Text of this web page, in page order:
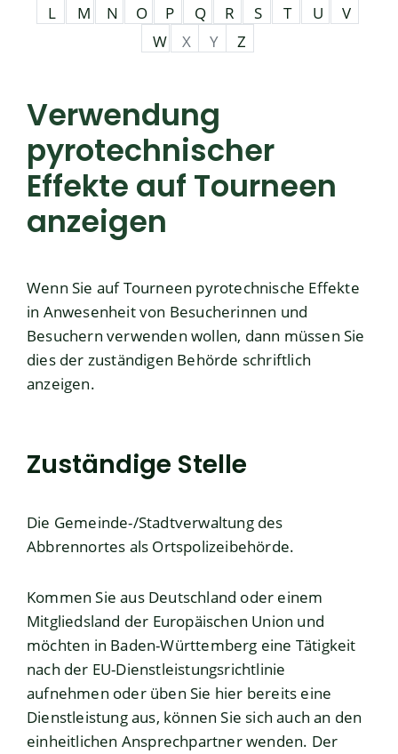
L
M N O P Q R S T U
V
W
X Y Z
Verwendung
pyrotechnischer
Effekte auf Tourneen
anzeigen
Wenn Sie auf Tourneen pyrotechnische Effekte
in Anwesenheit von Besucherinnen und
Besuchern verwenden wollen, dann müssen Sie
dies der zuständigen Behörde schriftlich
anzeigen.
Zuständige Stelle
Die Gemeinde-/Stadtverwaltung des
Abbrennortes als Ortspolizeibehörde.
Kommen Sie aus Deutschland oder einem
Mitgliedsland der Europäischen Union und
möchten in Baden-Württemberg eine Tätigkeit
nach der EU-Dienstleistungsrichtlinie
aufnehmen oder üben Sie hier bereits eine
Dienstleistung aus, können Sie sich auch an den
einheitlichen Ansprechpartner wenden. Der